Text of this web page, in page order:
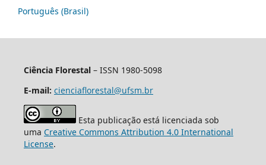
Português (Brasil)
Ciência Florestal– ISSN 1980-5098
E-mail: cienciaflorestal@ufsm.br
Esta publicação está licenciada sob
uma Creative Commons Attribution 4.0 International
License.